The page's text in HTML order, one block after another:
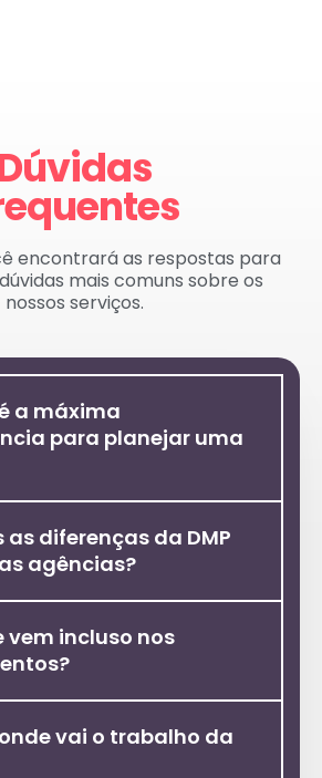
encontrará as respostas para
mais comuns sobre os
nossos serviços.
a máxima
para planejar uma
as diferenças da DMP
agências?
vem incluso nos
vai o trabalho da